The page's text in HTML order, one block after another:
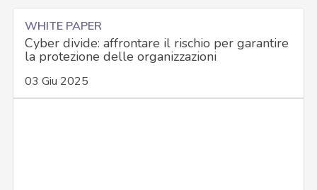
WHITE PAPER
Cyber divide: affrontare il rischio per garantire
la protezione delle organizzazioni
03 Giu 2025